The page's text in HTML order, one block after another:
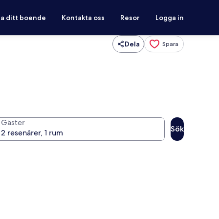
ditt boende Kontakta oss Resor Logga in
Dela Spara
Gäster
Sök